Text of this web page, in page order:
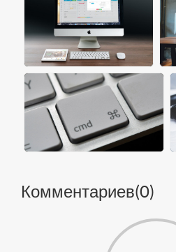
Комментариев(0)